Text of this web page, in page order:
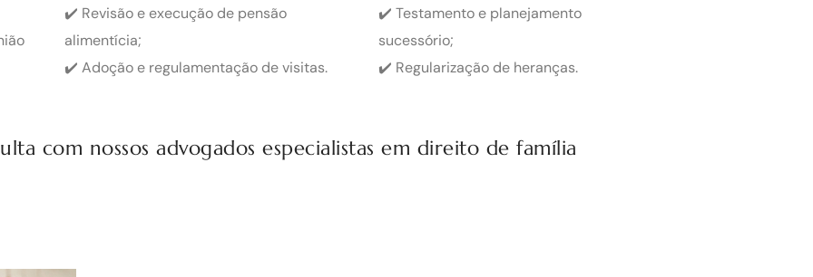
✔️ Revisão e execução de pensão
alimentícia;
✔️ Adoção e regulamentação de visitas.
✔️ Testamento e planejamento
sucessório;
✔️ Regularização de heranças.
com nossos advogados especialistas em direito de família